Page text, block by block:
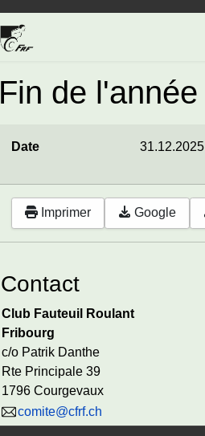
Fin de l'année
Date 31.12.2025
Imprimer Google
Contact
Club Fauteuil Roulant
Fribourg
c/o Patrik Danthe
Rte Principale 39
1796 Courgevaux
comite@cfrf.ch